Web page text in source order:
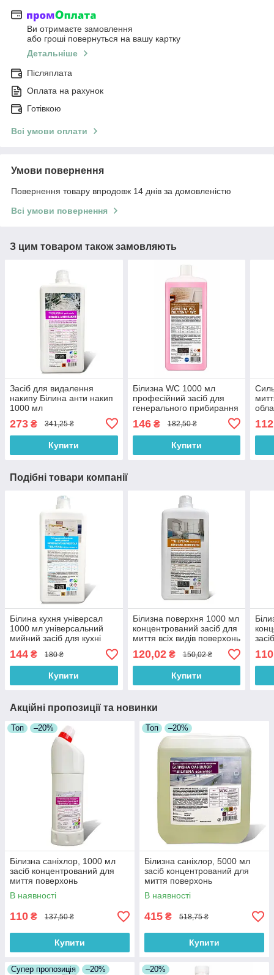
Ви отримаєте замовлення
або гроші повернуться на вашу картку
Детальніше
Післяплата
Оплата на рахунок
Готівкою
Всі умови оплати
Умови повернення
Повернення товару впродовж 14 днів за домовленістю
Всі умови повернення
З цим товаром також замовляють
Засіб для видалення
накипу Білина анти накип
1000 мл
273 ₴ 341,25 ₴
Купити
Білизна WC 1000 мл
професійний засіб для
генерального прибирання
146₴ 182,50 ₴
Купити
112
Подібні товари компанії
Білина кухня універсал
1000 мл універсальний
мийний засіб для кухні
144 ₴ 180 ₴
Купити
Білизна поверхня 1000 мл
концентрований засіб для
миття всіх видів поверхонь
120,02₴ 150,02 ₴
Купити
110
Акційні пропозиції та новинки
Топ –20%
Білизна саніхлор, 1000 мл
засіб концентрований для
миття поверхонь
В наявності
110 ₴ 137,50 ₴
Купити
Топ –20%
Білизна саніхлор, 5000 мл
засіб концентрований для
миття поверхонь
В наявності
415 ₴ 518,75 ₴
Купити
Супер пропозиція –20% –20%